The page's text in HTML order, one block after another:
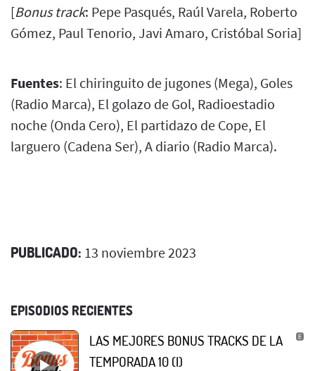
[Bonus track: Pepe Pasqués, Raúl Varela, Roberto
Gómez, Paul Tenorio, Javi Amaro, Cristóbal Soria]
Fuentes: El chiringuito de jugones (Mega), Goles
(Radio Marca), El golazo de Gol, Radioestadio
noche (Onda Cero), El partidazo de Cope, El
larguero (Cadena Ser), A diario (Radio Marca).
PUBLICADO: 13 noviembre 2023
EPISODIOS RECIENTES
LAS MEJORES BONUS TRACKS DE LA
TEMPORADA 10 (I)